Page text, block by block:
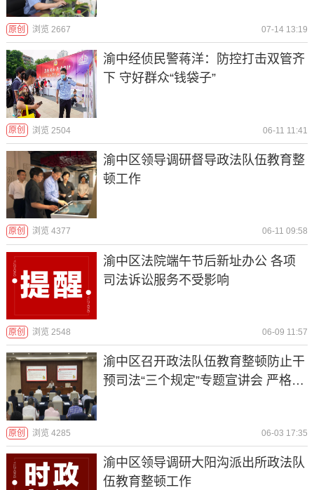
原创 浏览 2667 07-14 13:19
渝中经侦民警蒋洋：防控打击双管齐
下 守好群众“钱袋子”
原创 浏览 2504 06-11 11:41
渝中区领导调研督导政法队伍教育整
顿工作
原创 浏览 4377 06-11 09:58
渝中区法院端午节后新址办公 各项
司法诉讼服务不受影响
原创 浏览 2548 06-09 11:57
渝中区召开政法队伍教育整顿防止干
预司法“三个规定”专题宣讲会 严格落
原创 浏览 4285 06-03 17:35
渝中区领导调研大阳沟派出所政法队
伍教育整顿工作